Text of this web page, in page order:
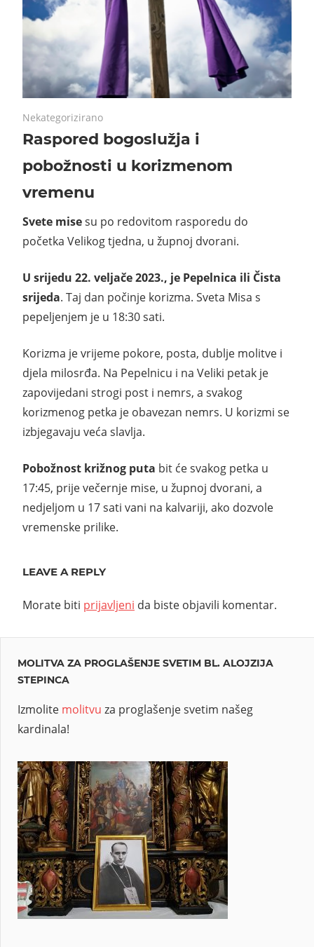
23/02/2023
No comments
Nekategorizirano
Raspored bogoslužja i
pobožnosti u korizmenom
vremenu
Svete misesu po redovitom rasporedu do
početka Velikog tjedna, u župnoj dvorani.
U srijedu 22. veljače 2023., je Pepelnica ili Čista
srijeda. Taj dan počinje korizma. Sveta Misa s
pepeljenjem je u 18:30 sati.
Korizma je vrijeme pokore, posta, dublje molitve i
djela milosrđa. Na Pepelnicu i na Veliki petak je
zapovijedani strogi post i nemrs, a svakog
korizmenog petka je obavezan nemrs. U korizmi se
izbjegavaju veća slavlja.
Pobožnost križnog puta bit će svakog petka u
17:45, prije večernje mise, u župnoj dvorani, a
nedjeljom u 17 sati vani na kalvariji, ako dozvole
vremenske prilike.
LEAVE A REPLY
Morate biti prijavljeni da biste objavili komentar.
MOLITVA ZA PROGLAŠENJE SVETIM BL. ALOJZIJA
STEPINCA
Izmolite molitvu za proglašenje svetim našeg
kardinala!